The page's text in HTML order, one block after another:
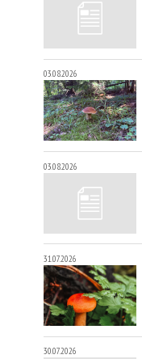
03.08.2026
03.08.2026
31.07.2026
30.07.2026